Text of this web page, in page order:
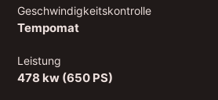
Geschwindigkeitskontrolle
Tempomat
Leistung
478 kw (650 PS)